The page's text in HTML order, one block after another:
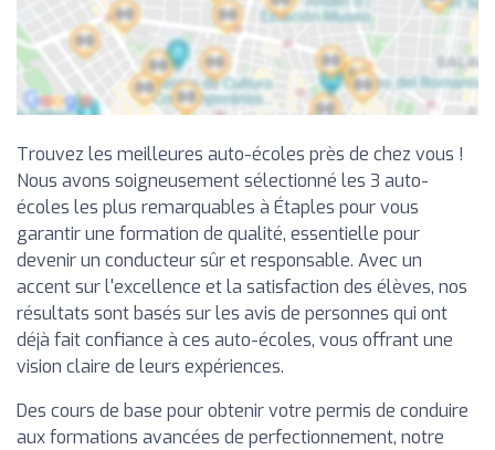
Trouvez les meilleures auto-écoles près de chez vous !
Nous avons soigneusement sélectionné les 3 auto-
écoles les plus remarquables à Étaples pour vous
garantir une formation de qualité, essentielle pour
devenir un conducteur sûr et responsable. Avec un
accent sur l'excellence et la satisfaction des élèves, nos
résultats sont basés sur les avis de personnes qui ont
déjà fait confiance à ces auto-écoles, vous offrant une
vision claire de leurs expériences.
Des cours de base pour obtenir votre permis de conduire
aux formations avancées de perfectionnement, notre